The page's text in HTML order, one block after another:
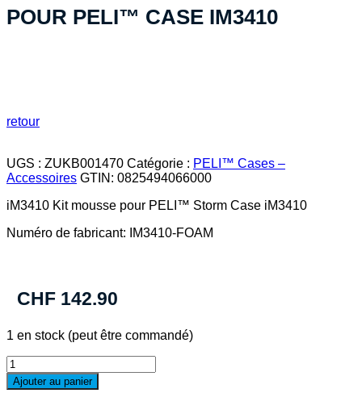
POUR PELI™ CASE IM3410
retour
UGS : ZUKB001470 Catégorie : PELI™ Cases –
Accessoires GTIN: 0825494066000
iM3410 Kit mousse pour PELI™ Storm Case iM3410
Numéro de fabricant: IM3410-FOAM
CHF 142.90
1 en stock (peut être commandé)
quantité
deAjouter au panier